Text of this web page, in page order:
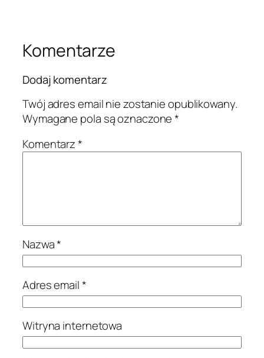
Komentarze
Dodaj komentarz
Twój adres email nie zostanie opublikowany.
Wymagane pola są oznaczone*
Komentarz*
Nazwa*
Adres email*
Witryna internetowa